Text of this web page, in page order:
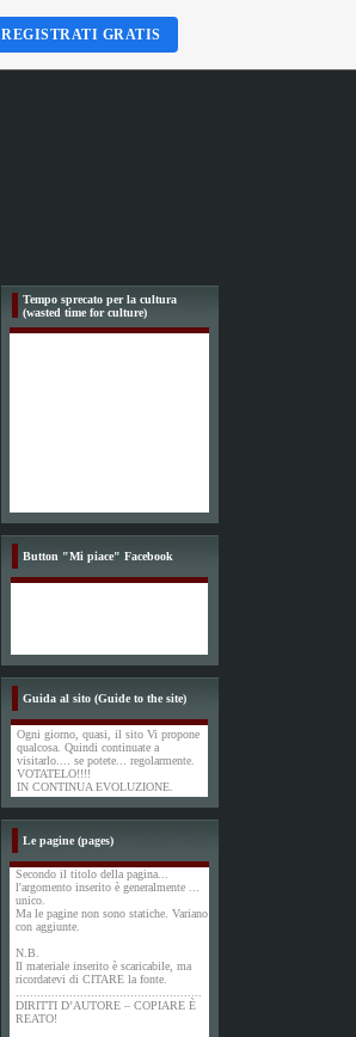
Tempo sprecato per la cultura
(wasted time for culture)
Button "Mi piace" Facebook
Guida al sito (Guide to the site)
Ogni giorno, quasi, il sito Vi propone
qualcosa. Quindi continuate a
visitarlo.... se potete... regolarmente.
VOTATELO!!!!
IN CONTINUA EVOLUZIONE.
Le pagine (pages)
Secondo il titolo della pagina...
l'argomento inserito è generalmente ...
unico.
Ma le pagine non sono statiche. Variano
con aggiunte.
N.B.
Il materiale inserito è scaricabile, ma
ricordatevi di CITARE la fonte.
DIRITTI D’AUTORE – COPIARE È
REATO!
REGISTRATI GRATIS